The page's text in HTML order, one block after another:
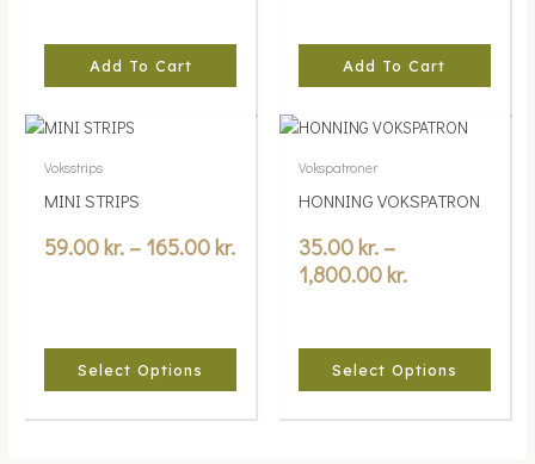
Add To Cart Add To Cart
Voksstrips
MINI STRIPS
59.00kr. – 165.00kr.
Price
59.00 kr.
through
165.00 kr.
Select Options
This
has
multiple
The
chosen
on
the
Vokspatroner
HONNING VOKSPATRON
35.00kr. –
1,800.00kr.
Price
through
Select Options
This
has
multiple
The
options
chosen
on
the